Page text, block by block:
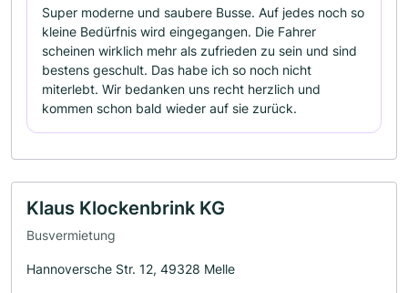
Super moderne und saubere Busse. Auf jedes noch so
kleine Bedürfnis wird eingegangen. Die Fahrer
scheinen wirklich mehr als zufrieden zu sein und sind
bestens geschult. Das habe ich so noch nicht
miterlebt. Wir bedanken uns recht herzlich und
kommen schon bald wieder auf sie zurück.
Klaus Klockenbrink KG
Busvermietung
Hannoversche Str. 12, 49328 Melle